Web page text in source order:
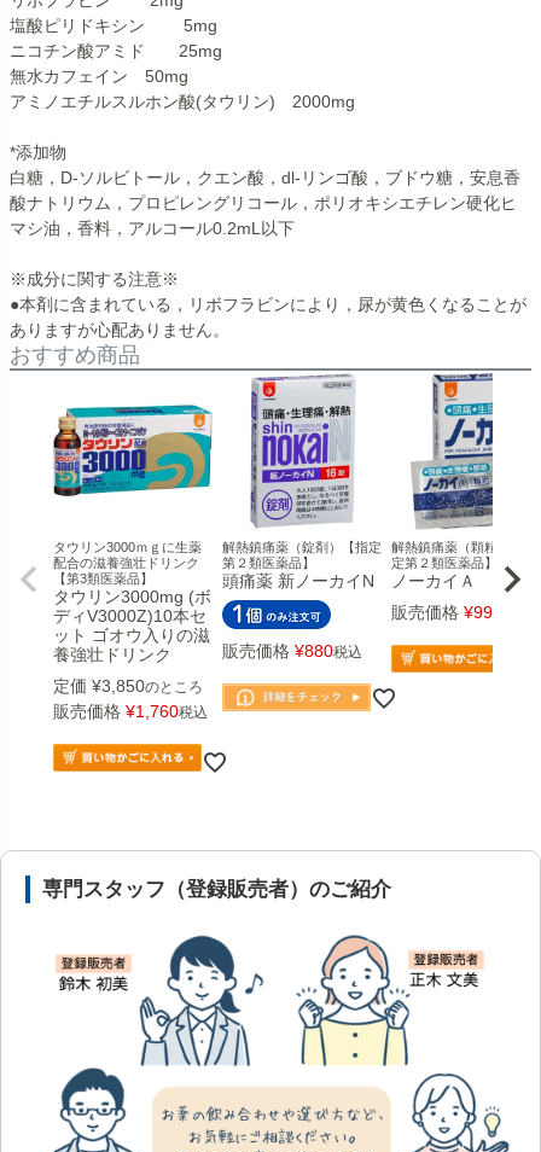
塩酸ピリドキシン 5mg
ニコチン酸アミド 25mg
無水カフェイン 50mg
アミノエチルスルホン酸(タウリン) 2000mg
*添加物
白糖，D-ソルビトール，クエン酸，dl-リンゴ酸，ブドウ糖，安息香
酸ナトリウム，プロピレングリコール，ポリオキシエチレン硬化ヒ
マシ油，香料，アルコール0.2mL以下
※成分に関する注意※
●本剤に含まれている，リボフラビンにより，尿が黄色くなることが
ありますが心配ありません。
おすすめ商品
タウリン3000ｍｇに生薬
配合の滋養強壮ドリンク
【第3類医薬品】
タウリン3000mg (ボ
ディV3000Z)10本セ
ット ゴオウ入りの滋
養強壮ドリンク
定価 ¥3,850のところ
販売価格 ¥1,760税込
解熱鎮痛薬（錠剤）【指定
第２類医薬品】
頭痛薬 新ノーカイN
販売価格 ¥880税込
解熱鎮痛薬（顆粒） 【指
定第２類医薬品】
ノーカイＡ
販売価格 ¥990
専門スタッフ（登録販売者）のご紹介